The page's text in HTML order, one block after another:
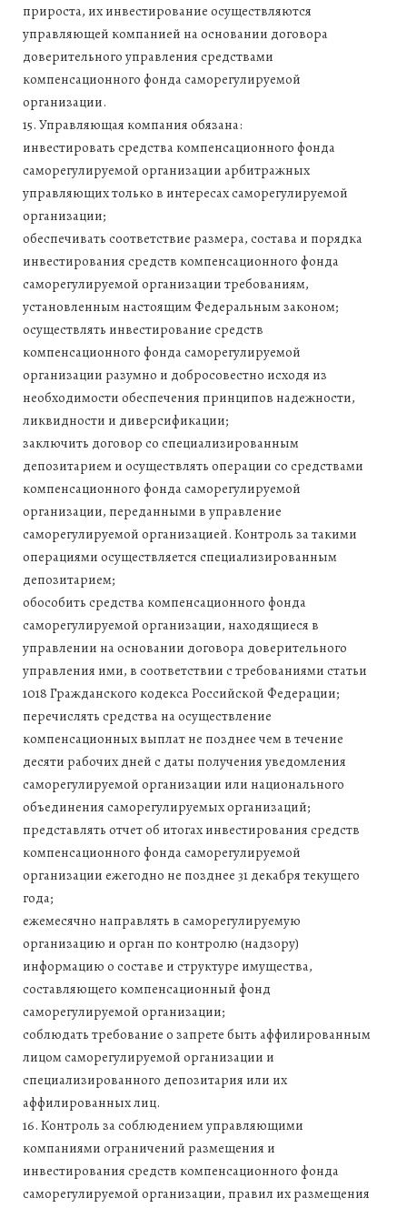
прироста, их инвестирование осуществляются
управляющей компанией на основании договора
доверительного управления средствами
компенсационного фонда саморегулируемой
организации.
15. Управляющая компания обязана:
инвестировать средства компенсационного фонда
саморегулируемой организации арбитражных
управляющих только в интересах саморегулируемой
организации;
обеспечивать соответствие размера, состава и порядка
инвестирования средств компенсационного фонда
саморегулируемой организации требованиям,
установленным настоящим Федеральным законом;
осуществлять инвестирование средств
компенсационного фонда саморегулируемой
организации разумно и добросовестно исходя из
необходимости обеспечения принципов надежности,
ликвидности и диверсификации;
заключить договор со специализированным
депозитарием и осуществлять операции со средствами
компенсационного фонда саморегулируемой
организации, переданными в управление
саморегулируемой организацией. Контроль за такими
операциями осуществляется специализированным
депозитарием;
обособить средства компенсационного фонда
саморегулируемой организации, находящиеся в
управлении на основании договора доверительного
управления ими, в соответствии с требованиями статьи
1018 Гражданского кодекса Российской Федерации;
перечислять средства на осуществление
компенсационных выплат не позднее чем в течение
десяти рабочих дней с даты получения уведомления
саморегулируемой организации или национального
объединения саморегулируемых организаций;
представлять отчет об итогах инвестирования средств
компенсационного фонда саморегулируемой
организации ежегодно не позднее 31 декабря текущего
года;
ежемесячно направлять в саморегулируемую
организацию и орган по контролю (надзору)
информацию о составе и структуре имущества,
составляющего компенсационный фонд
саморегулируемой организации;
соблюдать требование о запрете быть аффилированным
лицом саморегулируемой организации и
специализированного депозитария или их
аффилированных лиц.
16. Контроль за соблюдением управляющими
компаниями ограничений размещения и
инвестирования средств компенсационного фонда
саморегулируемой организации, правил их размещения